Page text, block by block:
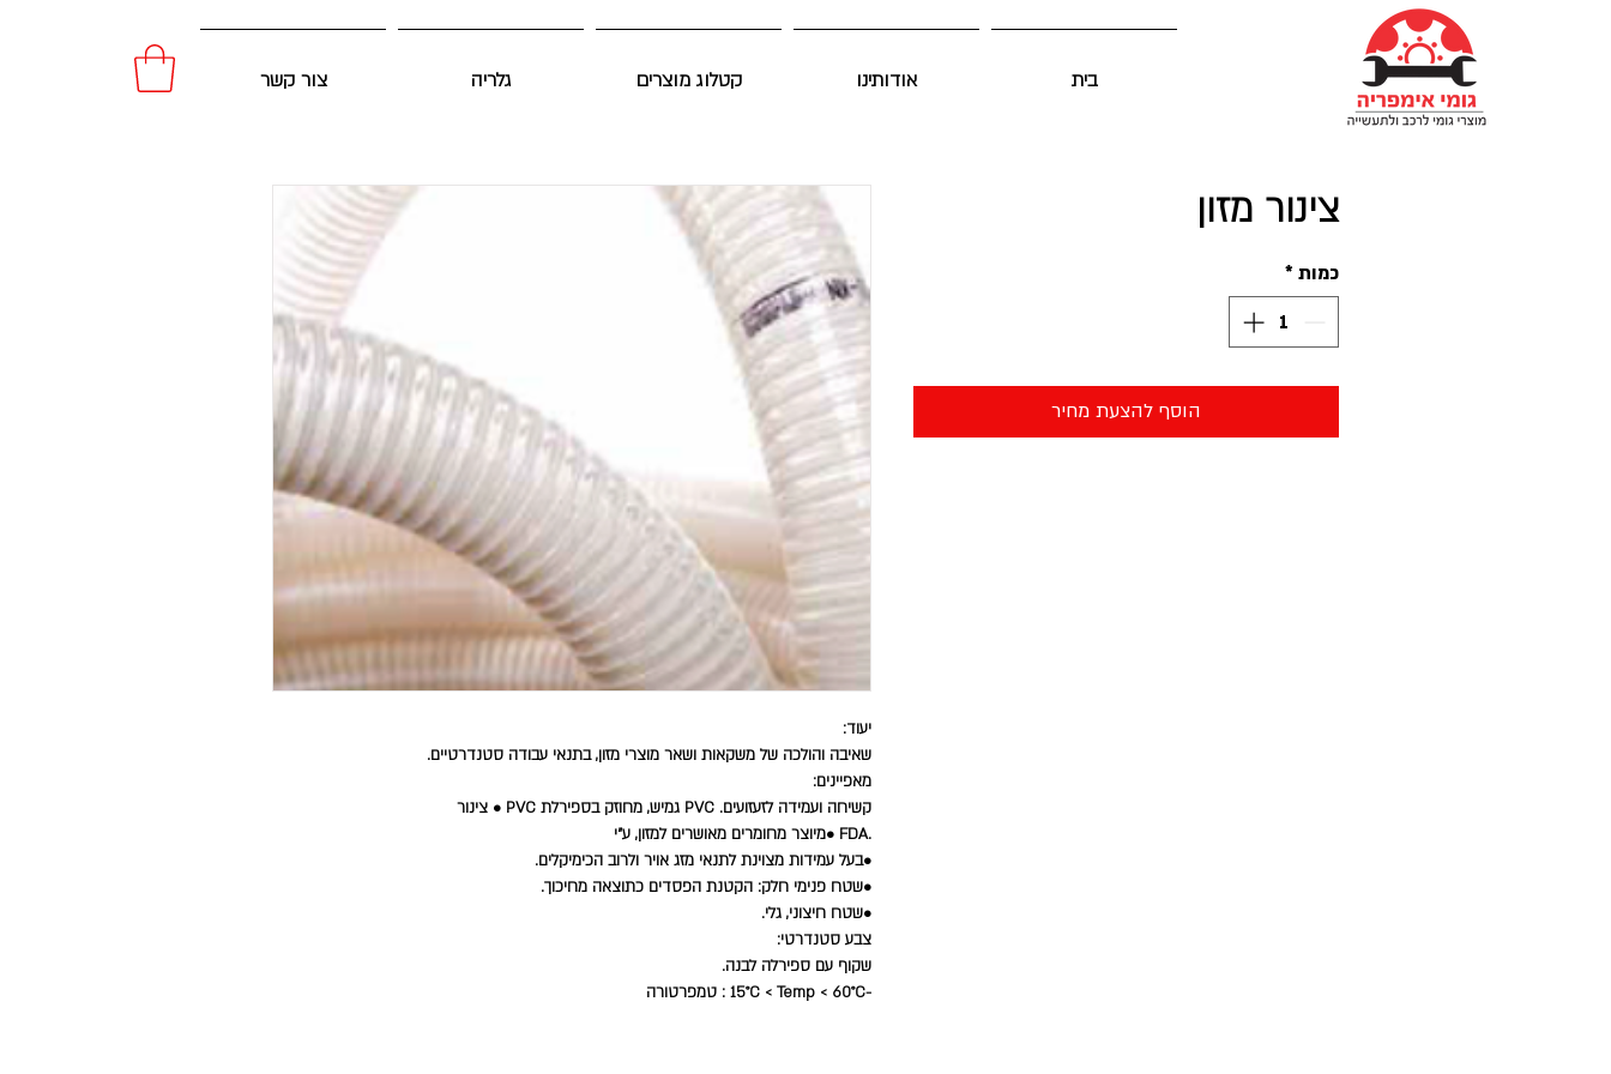
בית אודותינו קטלוג מוצרים גלריה צור קשר
יעוד:
שאיבה והולכה של משקאות ושאר מוצרי מזון, בתנאי עבודה סטנדרטיים.
מאפיינים:
קשיחה ועמידה לזעזועים. PVC גמיש, מחוזק בספירלת PVC • צינור
.FDA •מיוצר מחומרים מאושרים למזון, ע"י
•בעל עמידות מצוינת לתנאי מזג אויר ולרוב הכימיקלים.
•שטח פנימי חלק: הקטנת הפסדים כתוצאה מחיכוך.
•שטח חיצוני, גלי.
צבע סטנדרטי:
שקוף עם ספירלה לבנה.
-15°C < Temp < 60°C : טמפרטורה
צינור מזון
כמות *
הוסף להצעת מחיר